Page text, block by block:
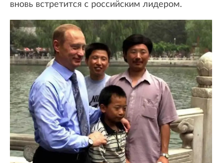
вновь встретится с российским лидером.